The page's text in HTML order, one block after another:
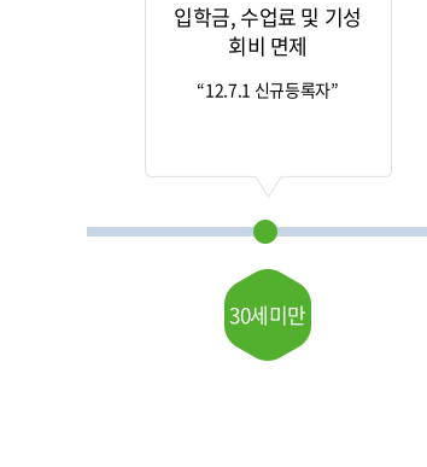
30세미만
입학금, 수업료 및 기성
회비 면제
“12.7.1 신규등록자”